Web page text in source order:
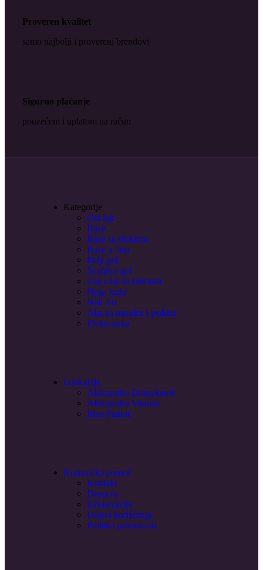
Proveren kvalitet
samo najbolji i provereni brendovi
Sigurno plaćanje
pouzećem i uplatom na račun
Kategorije
Gel lak
Baze
Baze sa efektom
Baze u boji
Poly gel
Sculptor gel
Top coat sa efektom
Nega kože
Nail Art
Alat za manikir i pedikir
Elektronika
Edukacije
Aleksandra Drinjaković
Aleksandra Vitanov
Irina Paunić
Korisnička pomoć
Kontakt
Dostava
Reklamacije
Uslovi korišćenja
Politika privatnosti